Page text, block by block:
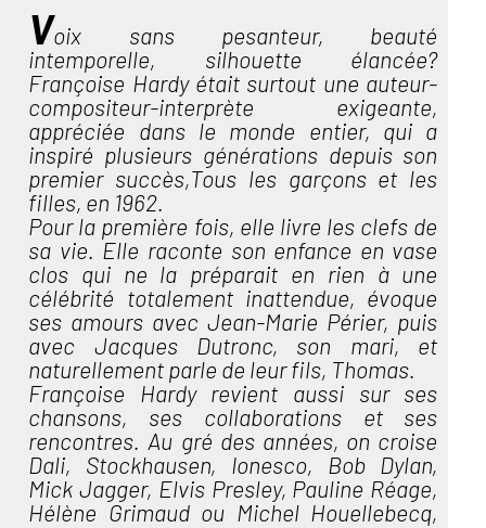
Voix sans pesanteur, beauté
intemporelle, silhouette élancée?
Françoise Hardy était surtout une auteur-
compositeur-interprète exigeante,
appréciée dans le monde entier, qui a
inspiré plusieurs générations depuis son
premier succès,Tous les garçons et les
filles, en 1962.
Pour la première fois, elle livre les clefs de
sa vie. Elle raconte son enfance en vase
clos qui ne la préparait en rien à une
célébrité totalement inattendue, évoque
ses amours avec Jean-Marie Périer, puis
avec Jacques Dutronc, son mari, et
naturellement parle de leur fils, Thomas.
Françoise Hardy revient aussi sur ses
chansons, ses collaborations et ses
rencontres. Au gré des années, on croise
Dali, Stockhausen, Ionesco, Bob Dylan,
Mick Jagger, Elvis Presley, Pauline Réage,
Hélène Grimaud ou Michel Houellebecq,